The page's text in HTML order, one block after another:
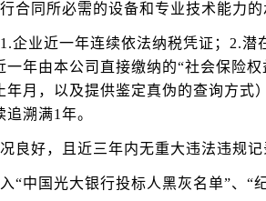
合同所必需的设备和专业技术能力的
1.企业近一年连续依法纳税凭证；2.
年由本公司直接缴纳的“社会保险
年月，以及提供鉴定真伪的查询方式
溯满1年。
良好，且近三年内无重大违法违规记
“中国光大银行投标人黑灰名单”、“